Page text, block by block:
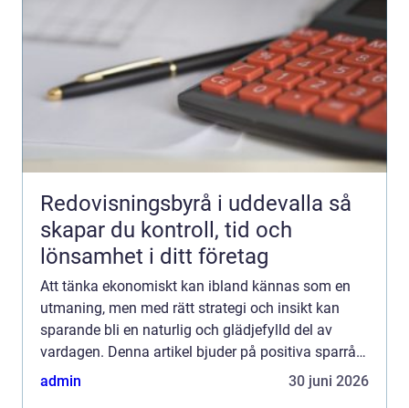
Redovisningsbyrå i uddevalla så
skapar du kontroll, tid och
lönsamhet i ditt företag
Att tänka ekonomiskt kan ibland kännas som en
utmaning, men med rätt strategi och insikt kan
sparande bli en naturlig och glädjefylld del av
vardagen. Denna artikel bjuder på positiva sparråd
som är både til...
admin 30 juni 2026